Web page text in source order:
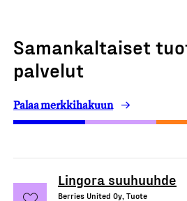
Samankaltaiset
palvelut
Palaa merkkihakuun
Lingora suuhuuhde
Berries United Oy, Tuote